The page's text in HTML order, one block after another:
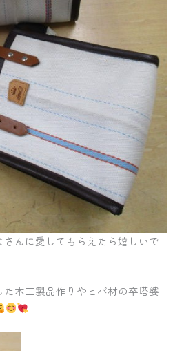
んに愛してもらえたら嬉しいで
た木工製品作りやヒバ材の卒塔婆